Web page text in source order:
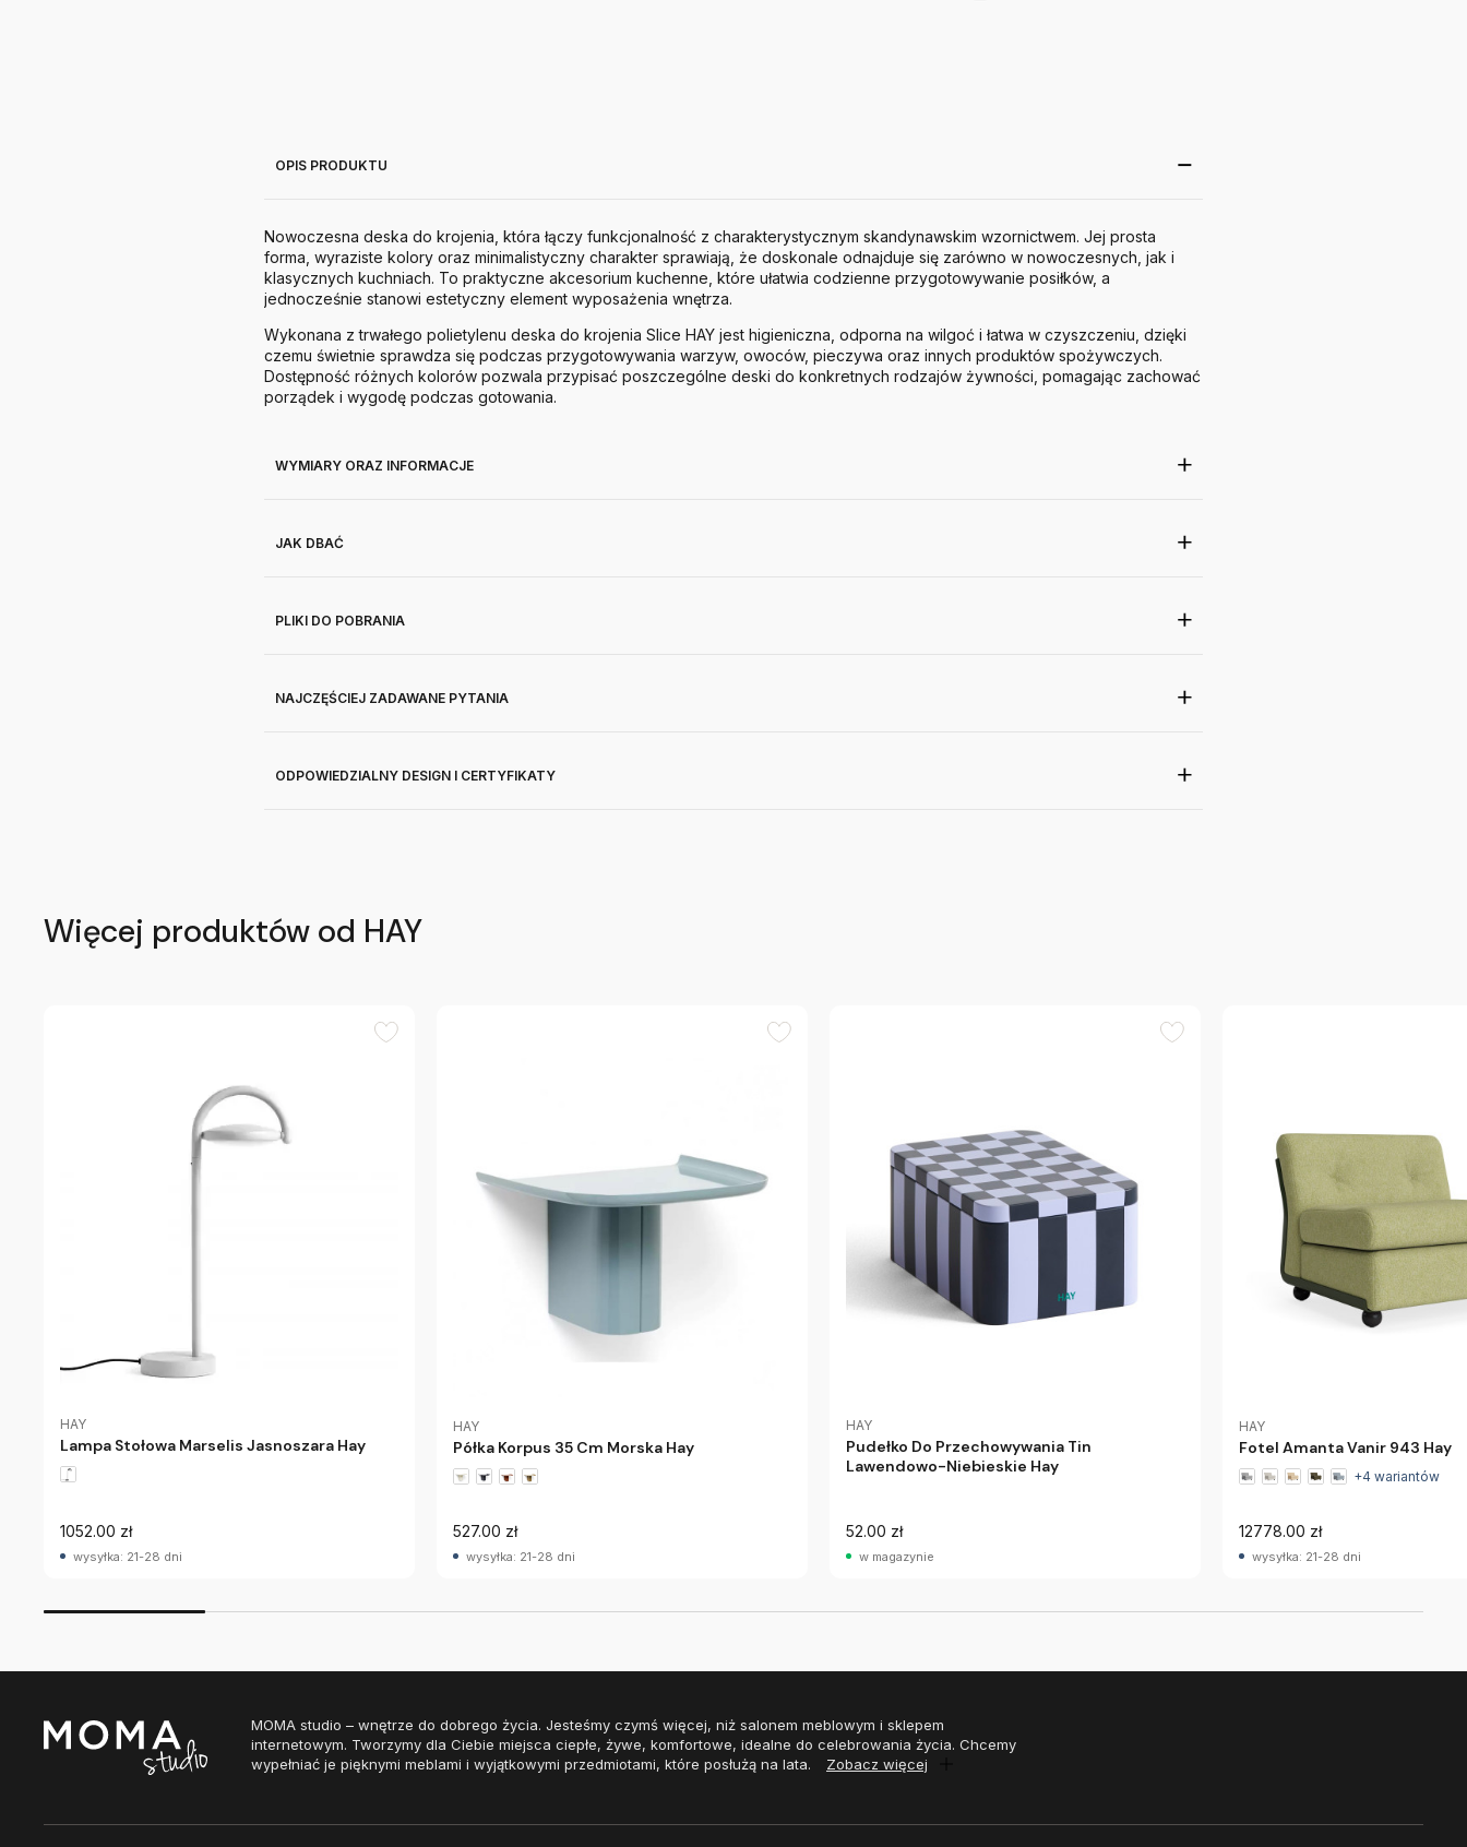
OPIS PRODUKTU
Nowoczesna deska do krojenia, która łączy funkcjonalność z charakterystycznym skandynawskim wzornictwem. Jej prosta
forma, wyraziste kolory oraz minimalistyczny charakter sprawiają, że doskonale odnajduje się zarówno w nowoczesnych, jak i
klasycznych kuchniach. To praktyczne akcesorium kuchenne, które ułatwia codzienne przygotowywanie posiłków, a
jednocześnie stanowi estetyczny element wyposażenia wnętrza.
Wykonana z trwałego polietylenu deska do krojenia Slice HAY jest higieniczna, odporna na wilgoć i łatwa w czyszczeniu, dzięki
czemu świetnie sprawdza się podczas przygotowywania warzyw, owoców, pieczywa oraz innych produktów spożywczych.
Dostępność różnych kolorów pozwala przypisać poszczególne deski do konkretnych rodzajów żywności, pomagając zachować
porządek i wygodę podczas gotowania.
WYMIARY ORAZ INFORMACJE
JAK DBAĆ
PLIKI DO POBRANIA
NAJCZĘŚCIEJ ZADAWANE PYTANIA
ODPOWIEDZIALNY DESIGN I CERTYFIKATY
Więcej produktów od HAY
HAY
Lampa Stołowa Marselis Jasnoszara Hay
1052.00 zł
wysyłka: 21-28 dni
HAY
Półka Korpus 35 Cm Morska Hay
527.00 zł
wysyłka: 21-28 dni
HAY
Pudełko Do Przechowywania Tin
Lawendowo-Niebieskie Hay
52.00 zł
w magazynie
HAY
Fotel Amanta Vanir 943 Hay
+4 wariantów
12778.00 zł
wysyłka: 21-28 dni
MOMA studio – wnętrze do dobrego życia. Jesteśmy czymś więcej, niż salonem meblowym i sklepem
internetowym. Tworzymy dla Ciebie miejsca ciepłe, żywe, komfortowe, idealne do celebrowania życia. Chcemy
wypełniać je pięknymi meblami i wyjątkowymi przedmiotami, które posłużą na lata.
Zobacz więcej